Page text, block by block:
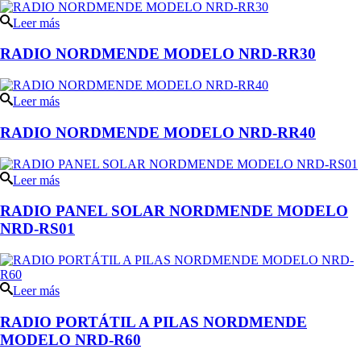
Leer más
RADIO NORDMENDE MODELO NRD-RR30
Leer más
RADIO NORDMENDE MODELO NRD-RR40
Leer más
RADIO PANEL SOLAR NORDMENDE MODELO
NRD-RS01
Leer más
RADIO PORTÁTIL A PILAS NORDMENDE
MODELO NRD-R60